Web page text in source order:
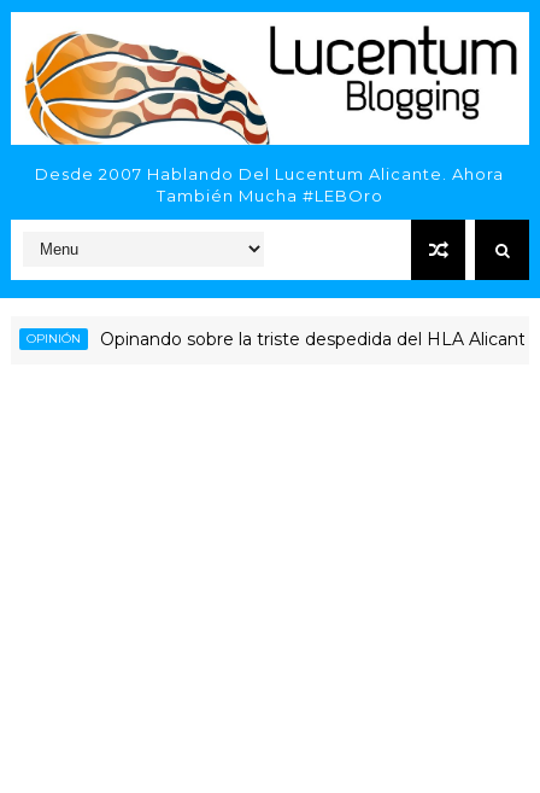
Desde 2007 Hablando Del Lucentum Alicante. Ahora
También Mucha #LEBOro
Opinando sobre la triste despedida del HLA Alicante a